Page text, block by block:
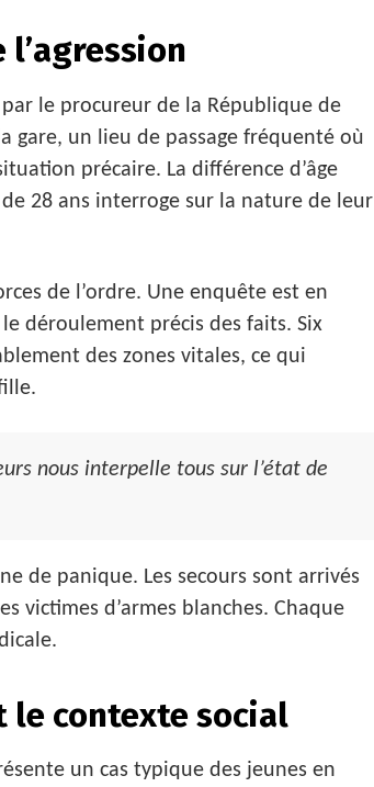
l’agression
le procureur de la République de
gare, un lieu de passage fréquenté où
précaire. La différence d’âge
28 ans interroge sur la nature de leur
de l’ordre. Une enquête est en
déroulement précis des faits. Six
des zones vitales, ce qui
nous interpelle tous sur l’état de
de panique. Les secours sont arrivés
victimes d’armes blanches. Chaque
le contexte social
un cas typique des jeunes en